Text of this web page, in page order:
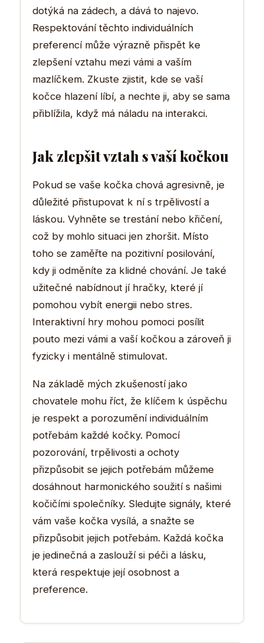
dotýká na zádech, a dává to najevo.
Respektování těchto individuálních
preferencí může výrazně přispět ke
zlepšení vztahu mezi vámi a vaším
mazlíčkem. Zkuste zjistit, kde se vaší
kočce hlazení líbí, a nechte ji, aby se sama
přiblížila, když má náladu na interakci.
Jak zlepšit vztah s vaší kočkou
Pokud se vaše kočka chová agresivně, je
důležité přistupovat k ní s trpělivostí a
láskou. Vyhněte se trestání nebo křičení,
což by mohlo situaci jen zhoršit. Místo
toho se zaměřte na pozitivní posilování,
kdy ji odměníte za klidné chování. Je také
užitečné nabídnout jí hračky, které jí
pomohou vybít energii nebo stres.
Interaktivní hry mohou pomoci posílit
pouto mezi vámi a vaší kočkou a zároveň ji
fyzicky i mentálně stimulovat.
Na základě mých zkušeností jako
chovatele mohu říct, že klíčem k úspěchu
je respekt a porozumění individuálním
potřebám každé kočky. Pomocí
pozorování, trpělivosti a ochoty
přizpůsobit se jejich potřebám můžeme
dosáhnout harmonického soužití s našimi
kočičími společníky. Sledujte signály, které
vám vaše kočka vysílá, a snažte se
přizpůsobit jejich potřebám. Každá kočka
je jedinečná a zaslouží si péči a lásku,
která respektuje její osobnost a
preference.